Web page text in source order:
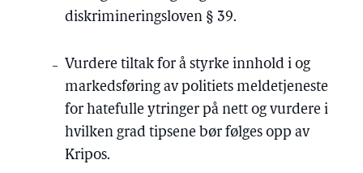
diskrimineringsloven § 39.
Vurdere tiltak for å styrke innhold i og
markedsføring av politiets meldetjeneste
for hatefulle ytringer på nett og vurdere i
hvilken grad tipsene bør følges opp av
Kripos.